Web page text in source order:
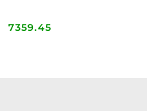
Cena:
7359.45